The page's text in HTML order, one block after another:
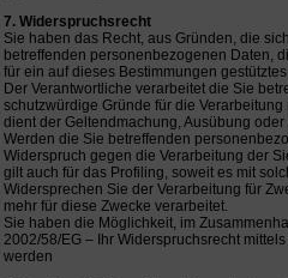
7. Widerspruchsrecht
Sie haben das Recht, aus Gründen, die
betreffenden personenbezogenen Daten,
für ein auf dieses Bestimmungen
Der Verantwortliche verarbeitet die Sie
schutzwürdige Gründe für die
dient der Geltendmachung, Ausübung
Werden die Sie betreffenden
Widerspruch gegen die Verarbeitung der
gilt auch für das Profiling, soweit es mit
Widersprechen Sie der Verarbeitung für
mehr für diese Zwecke verarbeitet.
Sie haben die Möglichkeit, im
2002/58/EG – Ihr Widerspruchsrecht
werden